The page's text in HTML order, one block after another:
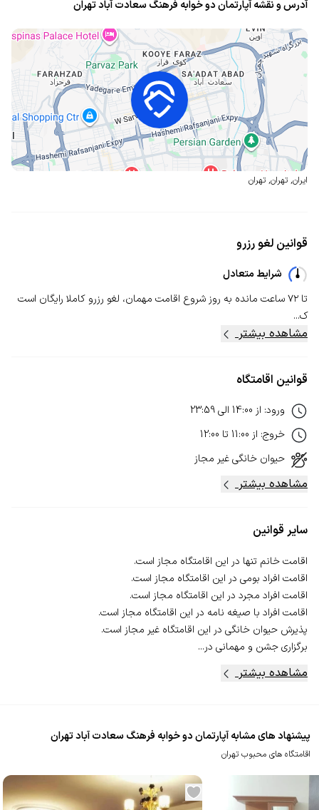
آدرس و نقشه آپارتمان دو خوابه فرهنگ سعادت آباد تهران
ایران, تهران, تهران
قوانین لغو رزرو
شرایط متعادل
تا ۷۲ ساعت مانده به روز شروع اقامت مهمان، لغو رزرو کاملا رایگان است
ک...
مشاهده بیشتر
قوانین اقامتگاه
ورود: از 14:00 الی23:59
خروج: از 11:00 تا 12:00
حیوان خانگیغیر مجاز
مشاهده بیشتر
سایر قوانین
برگزاری جشن و مهمانی در...
مشاهده بیشتر
پیشنهاد های مشابه آپارتمان دو خوابه فرهنگ سعادت آباد تهران
اقامتگاه های محبوب تهران